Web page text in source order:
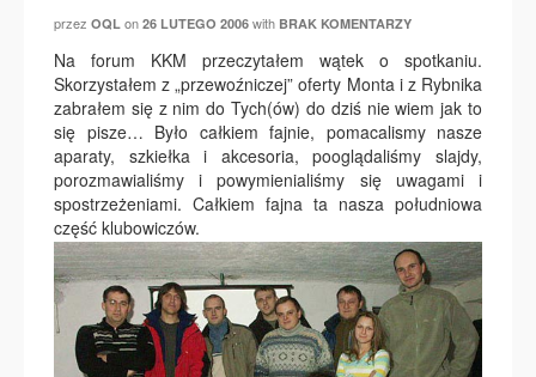
przez OQL on 26 LUTEGO 2006 with BRAK KOMENTARZY
Na forum KKM przeczytałem wątek o spotkaniu.
Skorzystałem z „przewoźniczej” oferty Monta i z Rybnika
zabrałem się z nim do Tych(ów) do dziś nie wiem jak to
się pisze… Było całkiem fajnie, pomacalismy nasze
aparaty, szkiełka i akcesoria, pooglądaliśmy slajdy,
porozmawialiśmy i powymienialiśmy się uwagami i
spostrzeżeniami. Całkiem fajna ta nasza południowa
część klubowiczów.